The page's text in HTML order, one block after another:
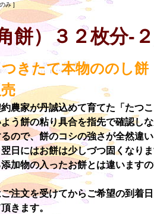
み ]
餅）３２枚分-
きたて本物ののし餅
農家が丹誠込めて育てた「たつ
う餅の粘り具合を指先で確認し
ので、餅のコシの強さが全然違い
日にはお餅は少しづつ固くなり
加物の入ったお餅とは違います
注文を受けてからご希望の到着
きます。